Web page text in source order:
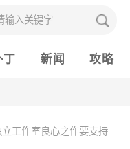
丁 新闻 攻略
立工作室良心之作要支持